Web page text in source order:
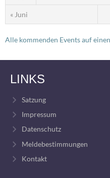
« Juni
Alle kommenden Events auf
LINKS
Satzung
Impressum
Datenschutz
Meldebestimmungen
Kontakt